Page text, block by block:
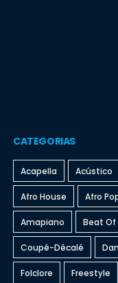
CATEGORIAS
Acapella Acústico
Afro House Afro
Amapiano Beat Of
Coupé-Décalé
Folclore Freestyle